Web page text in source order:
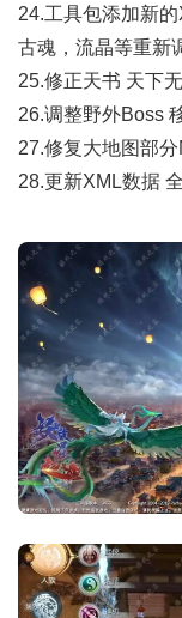
24.工具包添加新
古魂，流晶等重新
25.修正天书 天下
26.调整野外Boss
27.修复大地图部
28.更新XML数据